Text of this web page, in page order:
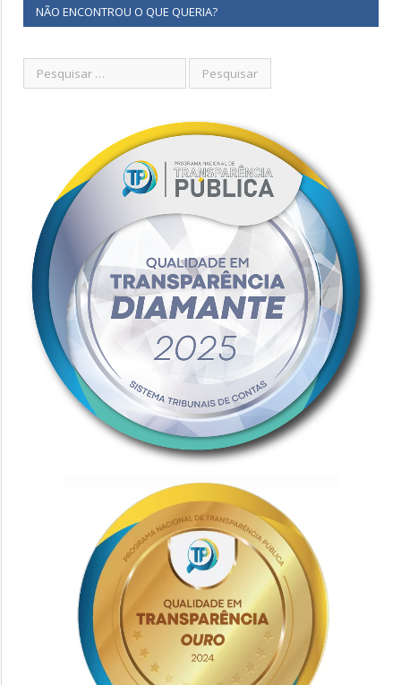
NÃO ENCONTROU O QUE QUERIA?